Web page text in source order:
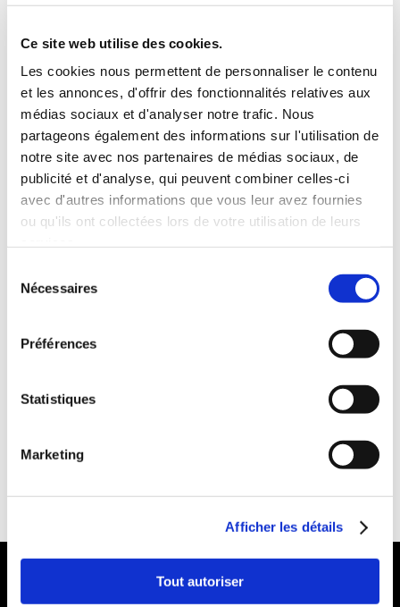
Ce site web utilise des cookies.
Les cookies nous permettent de personnaliser le contenu
et les annonces, d'offrir des fonctionnalités relatives aux
médias sociaux et d'analyser notre trafic. Nous
partageons également des informations sur l'utilisation de
notre site avec nos partenaires de médias sociaux, de
publicité et d'analyse, qui peuvent combiner celles-ci
avec d'autres informations que vous leur avez fournies
ou qu'ils ont collectées lors de votre utilisation de leurs
Nécessaires
Préférences
Statistiques
Marketing
Afficher les détails
Tout autoriser
INCLUS À LA LOCATION
Killométrage illimité
Assurance tous risques (hors franchise)
Carburant : plein à rendre plein
CONDITIONS DE LOCATION
Age minimum :20 ans
ASSURANCE
Franchise :1500 €
MODES DE PAIEMENT